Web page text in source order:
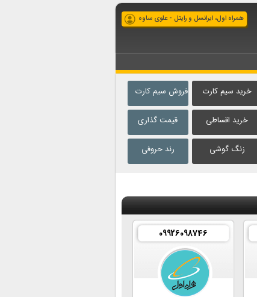
همراه اول، ایرانسل و رایتل - علوی ساوه
فروش سیم کارت
قیمت گذاری
رند حروفی
خرید سیم کارت
خرید اقساطی
زنگ گوشی
09926098746